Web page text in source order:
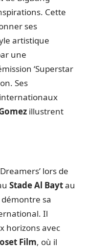
Cette
ses
artistique
une
‘Superstar
Ses
illustrent
lors de
Stade Al Baytau
démontre sa
Il
horizons avec
Film, où il